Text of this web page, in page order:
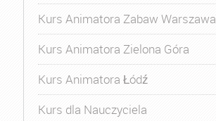
Kurs Animatora Zabaw Warszawa
Kurs Animatora Zielona Góra
Kurs Animatora Łódź
Kurs dla Nauczyciela